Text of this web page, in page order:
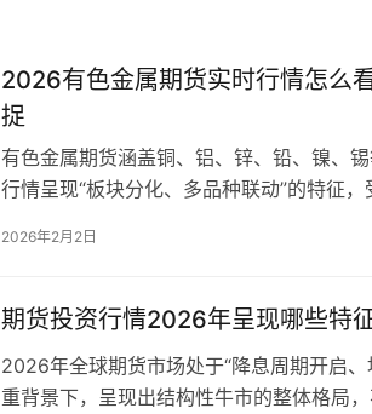
2026有色金属期货实时行情怎么
捉
有色金属期货涵盖铜、铝、锌、铅、镍、
行情呈现“板块分化、多品种联动”的特征，
多品种实时行情，要么因看不懂联动逻辑
心特征是什…
2026年2月2日
期货投资行情2026年呈现哪些特
2026年全球期货市场处于“降息周期开启
重背景下，呈现出结构性牛市的整体格局